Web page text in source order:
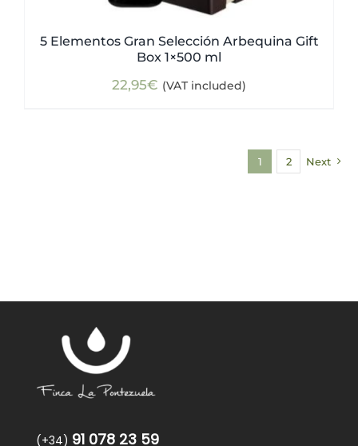
5 Elementos Gran Selección Arbequina Gift
Box 1×500 ml
22,95€ (VAT included)
1 2 Next
(+34) 91 078 23 59